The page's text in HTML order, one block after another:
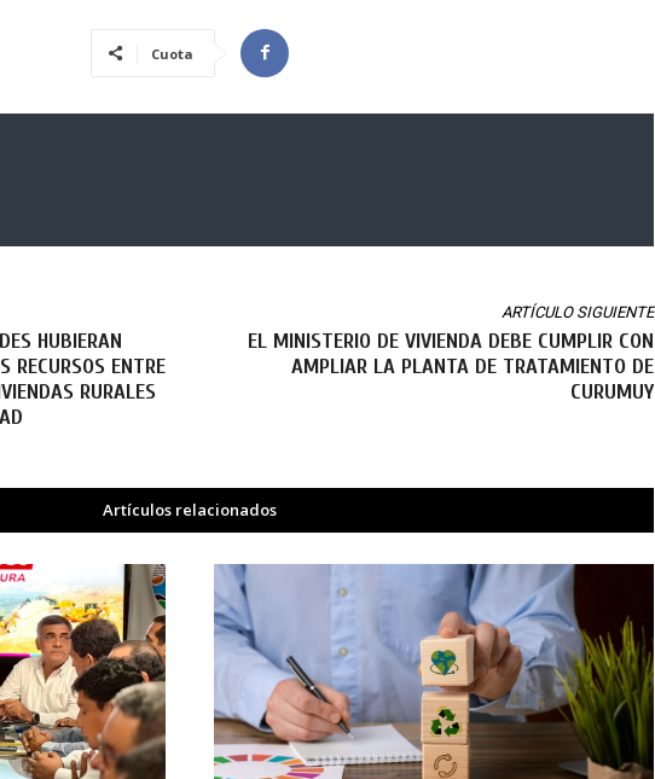
Cuota
HUBIERAN
RECURSOS ENTRE
RURALES
ARTÍCULO SIGUIENTE
EL MINISTERIO DE VIVIENDA DEBE CUMPLIR CON
AMPLIAR LA PLANTA DE TRATAMIENTO DE
CURUMUY
Artículos relacionados